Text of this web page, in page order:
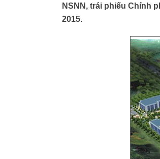
NSNN, trái phiếu Chính
2015.